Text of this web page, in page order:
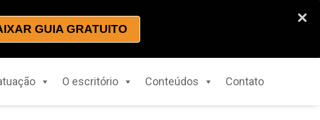
GUIA GRATUITO
O escritório Conteúdos Contato